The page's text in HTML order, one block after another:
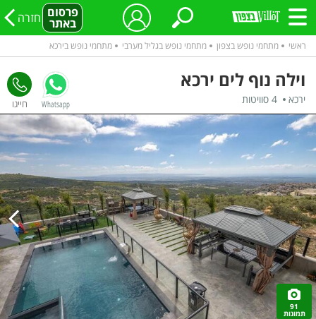
פרסום
באתר חזרה
ראשי מתחמי נופש בצפון מתחמי נופש בגליל מערבי מתחמי נופש בירכא
וילה נוף לים ירכא
ירכא 4 סוויטות Whatsapp
91
תמונות